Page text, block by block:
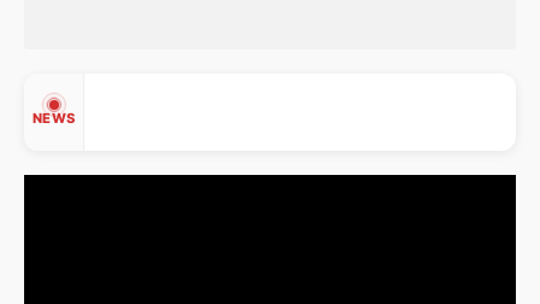
NEWS
「白海豚」雨炸新北！通報109件災情 侯友宜揭這類災
損最多
白海豚挾豪雨狂炸新北！時雨量破百毫米 水塔、雨棚